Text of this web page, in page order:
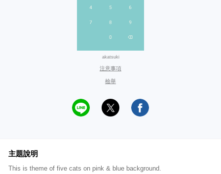
akatsuki
注意事項
檢舉
主題說明
This is theme of five cats on pink & blue background.